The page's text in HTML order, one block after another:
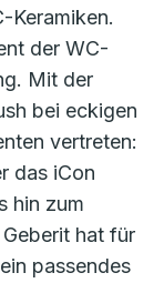
Keramiken.
der WC-
Mit der
bei eckigen
vertreten:
das iCon
hin zum
hat für
passendes